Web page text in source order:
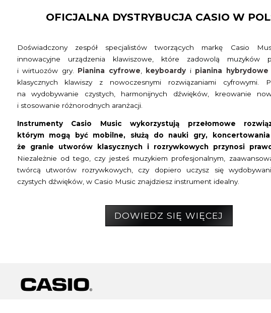
OFICJALNA DYSTRYBUCJA CASIO W
Doświadczony zespół specjalistów tworzących markę Casio
innowacyjne urządzenia klawiszowe, które zadowolą muzyków
i wirtuozów gry. Pianina cyfrowe keyboardy i pianina hybrydowe
klasycznych klawiszy z nowoczesnymi rozwiązaniami cyfrowymi.
na wydobywanie czystych, harmonijnych dźwięków, kreowanie
i stosowanie różnorodnych aranżacji.
Instrumenty Casio Music wykorzystują przełomowe
którym mogą być mobilne, służą do nauki gry,
że granie utworów klasycznych i rozrywkowych przynosi
Niezależnie od tego, czy jesteś muzykiem profesjonalnym,
twórcą utworów rozrywkowych, czy dopiero uczysz się
czystych dźwięków, w Casio Music znajdziesz instrument idealny.
DOWIEDZ SIĘ WIĘCEJ